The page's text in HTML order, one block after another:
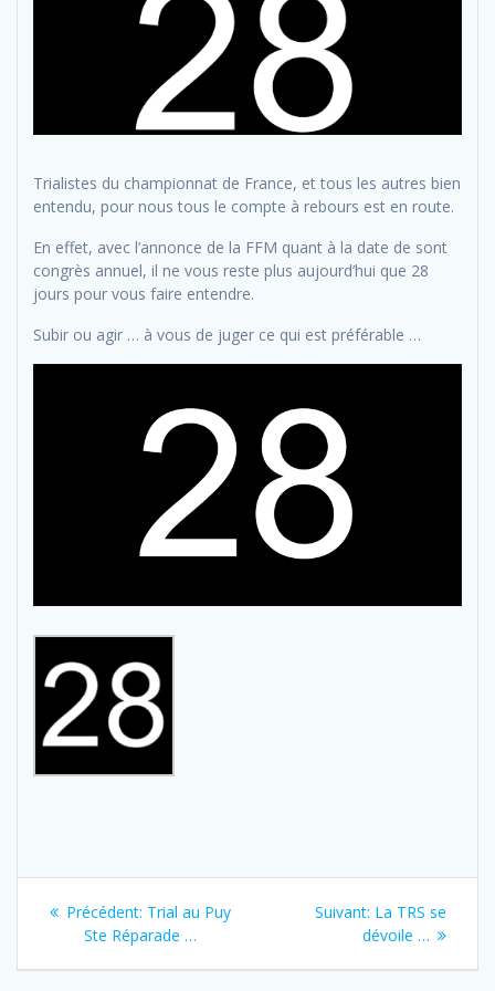
Trialistes du championnat de France, et tous les autres bien
entendu, pour nous tous le compte à rebours est en route.
En effet, avec l’annonce de la FFM quant à la date de sont
congrès annuel, il ne vous reste plus aujourd’hui que 28
jours pour vous faire entendre.
Subir ou agir … à vous de juger ce qui est préférable …
Navigation
Précédent: Previous
post:
Trial au Puy
Ste Réparade …
Suivant: Next
post:
La TRS se
dévoile …